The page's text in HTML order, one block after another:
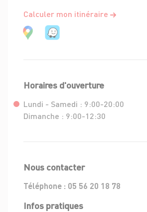
Calculer mon itinéraire
Horaires d'ouverture
Lundi - Samedi : 9:00-20:00
Dimanche : 9:00-12:30
Nous contacter
Téléphone : 05 56 20 18 78
Infos pratiques